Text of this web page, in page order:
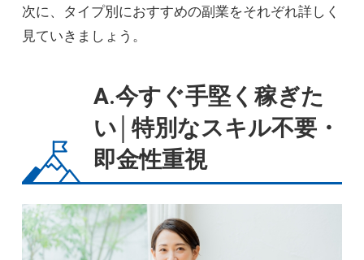
A 引っ越し作業 小
家事代行 中
中
A 治験 大
B データ入力
次に、タイプ別におすすめの副業をそれぞれ詳しく
見ていきましょう。
A.今すぐ手堅く稼ぎた
い│特別なスキル不要・
即金性重視